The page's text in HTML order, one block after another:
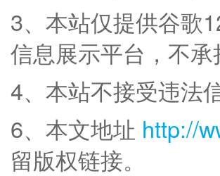
3、本站仅提供谷歌
信息展示平台，不
4、本站不接受违法
6、本文地址 http://
留版权链接。